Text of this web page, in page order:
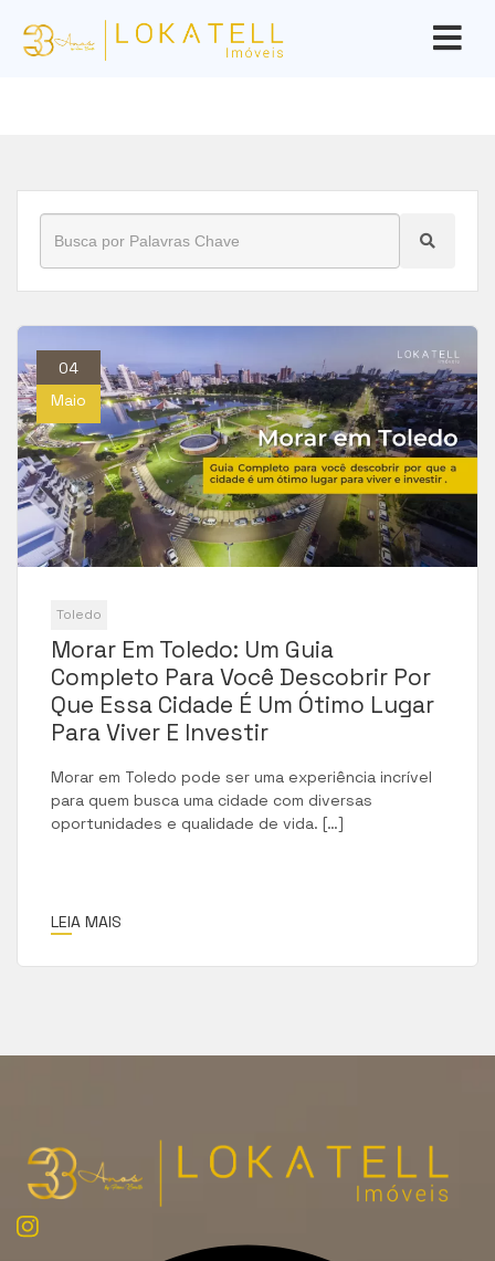
Início Blog » emprego em Toledo
04
Maio
Toledo
Morar Em Toledo: Um Guia
Completo Para Você Descobrir Por
Que Essa Cidade É Um Ótimo Lugar
Para Viver E Investir
Morar em Toledo pode ser uma experiência incrível
para quem busca uma cidade com diversas
oportunidades e qualidade de vida. […]
LEIA MAIS